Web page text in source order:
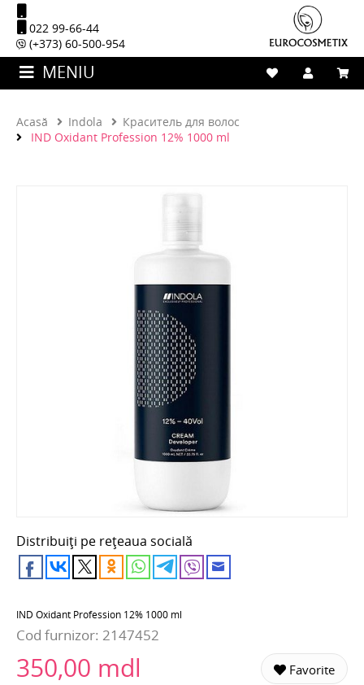
022 99-66-44
(+373) 60-500-954
MENIU
Acasă Indola
Краситель для волос
IND Oxidant Profession 12% 1000 ml
Distribuiți pe rețeaua socială
IND Oxidant Profession 12% 1000 ml
Cod furnizor: 2147452
350,00 mdl Favorite